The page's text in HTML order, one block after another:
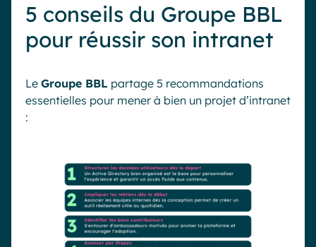
5 conseils du Groupe BBL
pour réussir son intranet
Le Groupe BBL partage 5 recommandations
essentielles pour mener à bien un projet d’intranet
: